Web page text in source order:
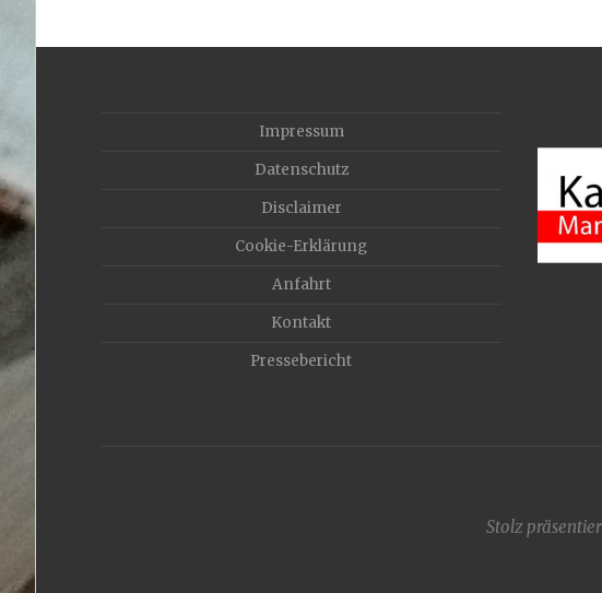
Impressum
Datenschutz
Disclaimer
Cookie-Erklärung
Anfahrt
Kontakt
Pressebericht
Stolz